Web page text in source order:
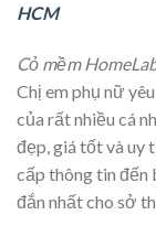
HCM
Cỏ mềm
Chị em phụ nữ
của rất nhiều cá
đẹp, giá tốt và uy
cấp thông tin đến
đắn nhất cho sở